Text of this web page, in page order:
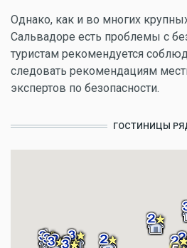
Однако, как и во многих
Сальвадоре есть проблемы с
туристам рекомендуется
следовать рекомендациям
экспертов по безопасности.
ГОСТИНИЦЫ